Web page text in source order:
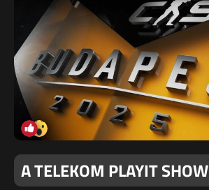
A TELEKOM PLAYIT SHOW